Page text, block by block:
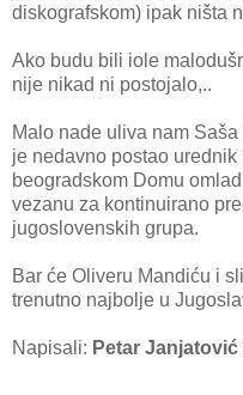
diskografskom) ipak ništa
Ako budu bili iole
nije nikad ni postojalo,..
Malo nade uliva nam
je nedavno postao
beogradskom Domu
vezanu za kontinuirano
jugoslovenskih grupa.
Bar će Oliveru Mandiću i
trenutno najbolje u
Napisali: Petar